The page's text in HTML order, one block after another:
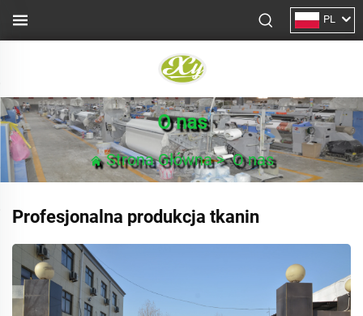
PL
O nas
Strona Główna>O nas
Profesjonalna produkcja tkanin